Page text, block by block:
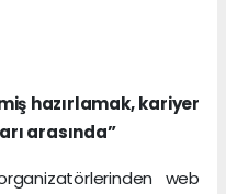
hazırlamak, kariyer
arasında”
web